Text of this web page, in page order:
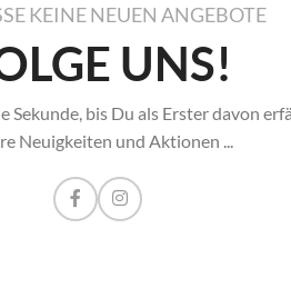
KEINE NEUEN ANGEBOTE
UNS!
Sekunde, bis Du als Erster davon
Neuigkeiten und Aktionen ...